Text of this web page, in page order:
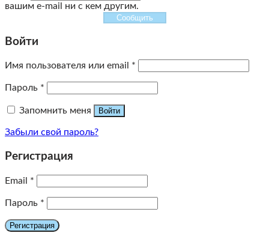
вашим e-mail ни с кем другим.
Сообщить
Войти
Имя пользователя или email *
Пароль *
Запомнить меня Войти
Забыли свой пароль?
Регистрация
Email *
Пароль *
Регистрация